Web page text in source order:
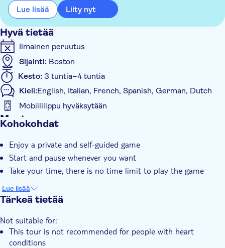
Lue lisää Liity nyt
Hyvä tietää
Ilmainen peruutus
Sijainti: Boston
Kesto: 3 tuntia–4 tuntia
Kieli:English, Italian, French, Spanish, German, Dutch
Mobiililippu hyväksytään
Muuta
E-lippu
Kohokohdat
Enjoy a private and self-guided game
Start and pause whenever you want
Take your time, there is no time limit to play the game
Lue lisää
Tärkeä tietää
Not suitable for:
This tour is not recommended for people with heart
conditions